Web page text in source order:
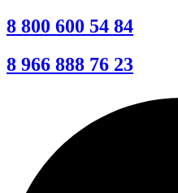
8 800 600 54 84
8 966 888 76 23